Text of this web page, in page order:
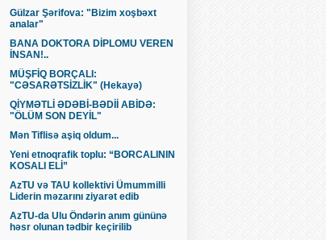
Gülzar Şərifova: "Bizim xoşbəxt
analar"
BANA DOKTORA DİPLOMU VEREN
İNSAN!..
MÜŞFİQ BORÇALI:
"CƏSARƏTSİZLİK" (Hekayə)
QİYMƏTLİ ƏDƏBİ-BƏDİİ ABİDƏ:
"ÖLÜM SON DEYİL"
Mən Tiflisə aşiq oldum...
Yeni etnoqrafik toplu: “BORCALININ
KOSALI ELİ”
AzTU və TAU kollektivi Ümummilli
Liderin məzarını ziyarət edib
AzTU-da Ulu Öndərin anım gününə
həsr olunan tədbir keçirilib